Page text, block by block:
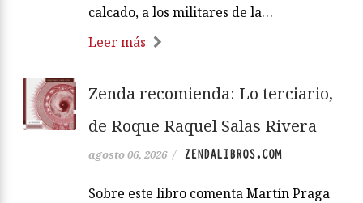
calcado, a los militares de la…
Leer más
Zenda recomienda: Lo terciario,
de Roque Raquel Salas Rivera
agosto 06, 2026 / ZENDALIBROS.COM
Sobre este libro comenta Martín Praga